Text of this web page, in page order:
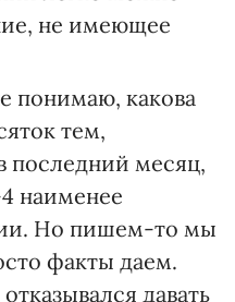
не имеющее
понимаю, какова
тем,
последний месяц,
наименее
Но пишем-то мы
факты даем.
давать